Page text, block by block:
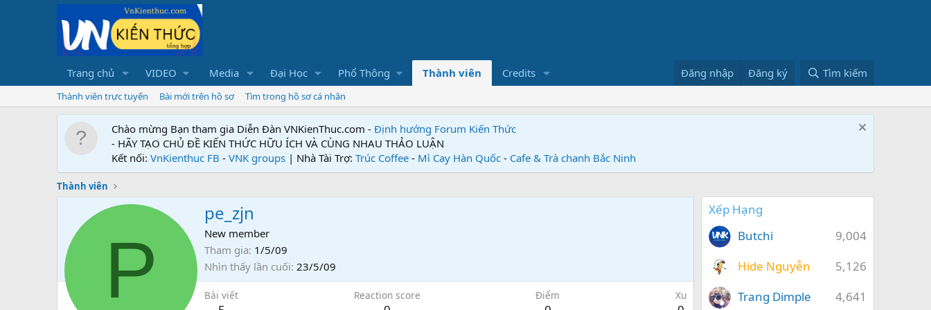
Trang chủ VIDEO Media Đại Học Phổ Thông Thành viên Credits Đăng nhập Đăng ký Tìm kiếm
Thành viên trực tuyến Bài mới trên hồ sơ Tìm trong hồ sơ cá nhân
Chào mừng Bạn tham gia Diễn Đàn VNKienThuc.com - Định hướng Forum Kiến Thức
- HÃY TẠO CHỦ ĐỀ KIẾN THỨC HỮU ÍCH VÀ CÙNG NHAU THẢO LUẬN
Kết nối: VnKienthuc FB - VNK groups | Nhà Tài Trợ: Trúc Coffee - Mì Cay Hàn Quốc - Cafe & Trà chanh Bắc Ninh
Thành viên
P
pe_zjn
New member
Tham gia 1/5/09
Nhìn thấy lần cuối 23/5/09
Bài viết Reaction score Điểm Xu
Xếp Hạng
9,004
Butchi
5,126
Hide Nguyễn
4,641
Trang Dimple